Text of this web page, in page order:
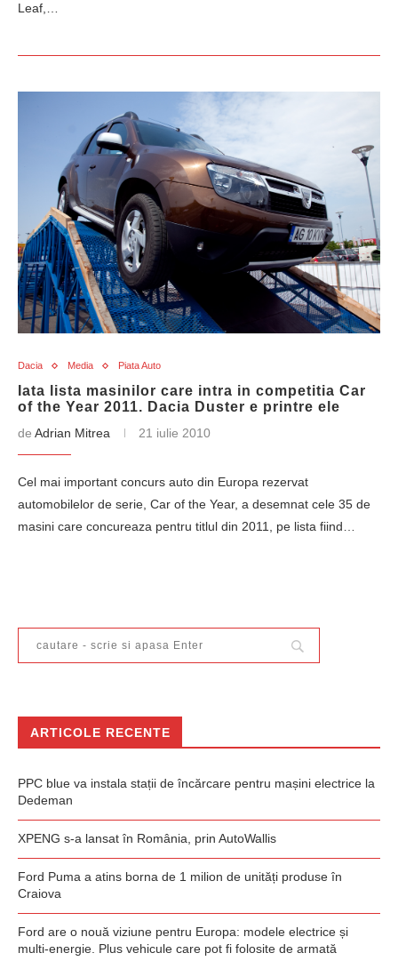
Leaf,…
Dacia Media Piata Auto
Iata lista masinilor care intra in competitia Car
of the Year 2011. Dacia Duster e printre ele
de Adrian Mitrea 21 iulie 2010
Cel mai important concurs auto din Europa rezervat
automobilelor de serie, Car of the Year, a desemnat cele 35 de
masini care concureaza pentru titlul din 2011, pe lista fiind…
ARTICOLE RECENTE
PPC blue va instala stații de încărcare pentru mașini electrice la
Dedeman
XPENG s-a lansat în România, prin AutoWallis
Ford Puma a atins borna de 1 milion de unități produse în
Craiova
Ford are o nouă viziune pentru Europa: modele electrice și
multi-energie. Plus vehicule care pot fi folosite de armată